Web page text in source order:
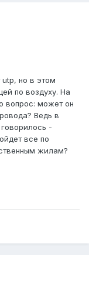
но в этом
по воздуху. На
вопрос: может он
Ведь в
-
все по
жилам?